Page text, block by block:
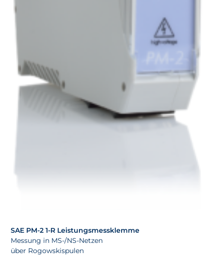
SAE PM-2 1-R Leistungsmessklemme
Messung in MS-/NS-Netzen
über Rogowskispulen